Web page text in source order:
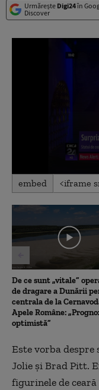
Urmărește Digi24în
Discover
0
seconds
31
embed
De ce sunt „vitale”
de dragare a Dunării
centrala de la
Apele Române:
optimistă”
Este vorba
Jolie şi Brad Pitt.
figurinele de ceară